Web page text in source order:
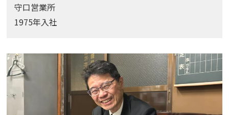
守口営業所
1975年入社